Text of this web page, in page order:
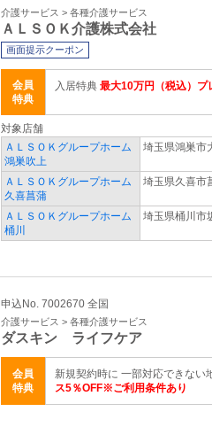
介護サービス > 各種介護サービス
ＡＬＳＯＫ介護株式会社
画面提示クーポン
会員
特典
入居特典 最大10万円（税込）プ
対象店舗
ＡＬＳＯＫグループホーム
鴻巣吹上
埼玉県鴻巣市
ＡＬＳＯＫグループホーム
久喜菖蒲
埼玉県久喜市
ＡＬＳＯＫグループホーム
桶川
埼玉県桶川市
申込No. 7002670 全国
介護サービス > 各種介護サービス
ダスキン ライフケア
会員
特典
新規契約時に 一部対応できない
ス5％OFF※ご利用条件あり